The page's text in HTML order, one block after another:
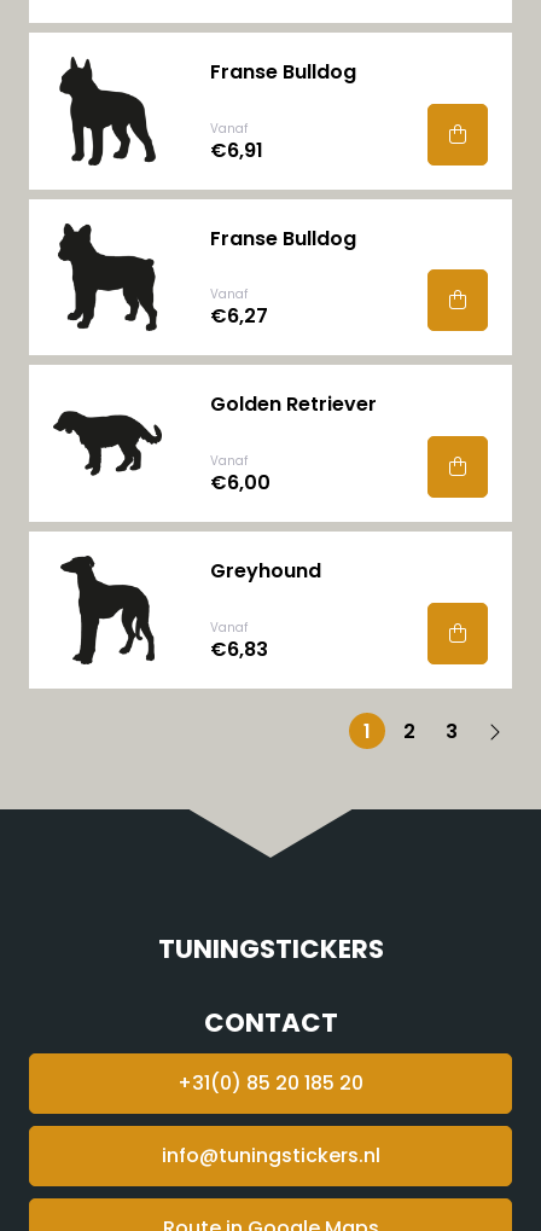
Franse Bulldog
Vanaf
€6,91
Franse Bulldog
Vanaf
€6,27
Golden Retriever
Vanaf
€6,00
Greyhound
Vanaf
€6,83
1 2 3
TUNINGSTICKERS
CONTACT
+31(0) 85 20 185 20
info@tuningstickers.nl